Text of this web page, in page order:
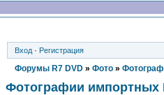
Вход · Регистрация
Форумы R7 DVD » Фото »
Фотографии